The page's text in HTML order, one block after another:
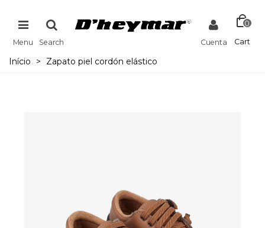
Menu Search Cuenta
0
Cart
Início > Zapato piel cordón elástico